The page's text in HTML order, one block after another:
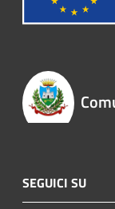
SEGUICI SU